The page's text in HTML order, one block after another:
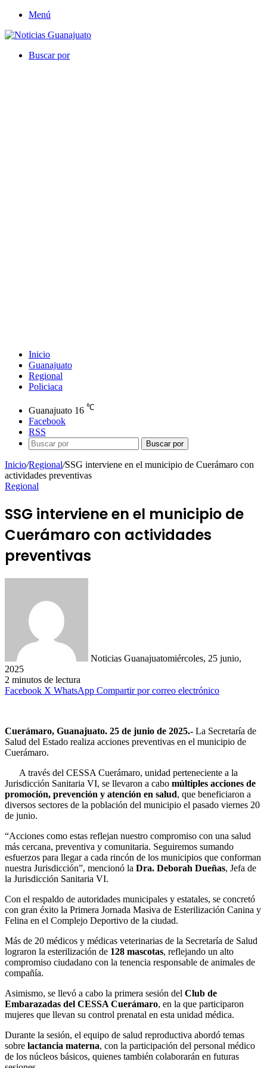
Menú
Buscar por
Inicio
Guanajuato
Regional
Policiaca
Guanajuato 16 ℃
Facebook
RSS
Buscar por
Inicio/Regional/SSG interviene en el municipio de Cuerámaro con
actividades preventivas
Regional
SSG interviene en el municipio de
Cuerámaro con actividades
preventivas
Noticias Guanajuatomiércoles, 25 junio,
2025
2 minutos de lectura
Facebook X WhatsApp Compartir por correo electrónico
Cuerámaro, Guanajuato. 25 de junio de 2025.- La Secretaría de
Salud del Estado realiza acciones preventivas en el municipio de
Cuerámaro.
A través del CESSA Cuerámaro, unidad perteneciente a la
Jurisdicción Sanitaria VI, se llevaron a cabo múltiples acciones de
promoción, prevención y atención en salud, que beneficiaron a
diversos sectores de la población del municipio el pasado viernes 20
de junio.
“Acciones como estas reflejan nuestro compromiso con una salud
más cercana, preventiva y comunitaria. Seguiremos sumando
esfuerzos para llegar a cada rincón de los municipios que conforman
nuestra Jurisdicción”, mencionó la Dra. Deborah Dueñas, Jefa de
la Jurisdicción Sanitaria VI.
Con el respaldo de autoridades municipales y estatales, se concretó
con gran éxito la Primera Jornada Masiva de Esterilización Canina y
Felina en el Complejo Deportivo de la ciudad.
Más de 20 médicos y médicas veterinarias de la Secretaría de Salud
lograron la esterilización de 128 mascotas, reflejando un alto
compromiso ciudadano con la tenencia responsable de animales de
compañía.
Asimismo, se llevó a cabo la primera sesión del Club de
Embarazadas del CESSA Cuerámaro, en la que participaron
mujeres que llevan su control prenatal en esta unidad médica.
Durante la sesión, el equipo de salud reproductiva abordó temas
sobre lactancia materna, con la participación del personal médico
de los núcleos básicos, quienes también colaborarán en futuras